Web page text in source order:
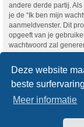
Deze website
beste
Meer informatie
andere derde partij.
je de “Ik ben mijn
aanmeldvenster. Dit
opgeeft van je
wachtwoord zal
opnieuw kunt
Forum
Copyright © Nikon